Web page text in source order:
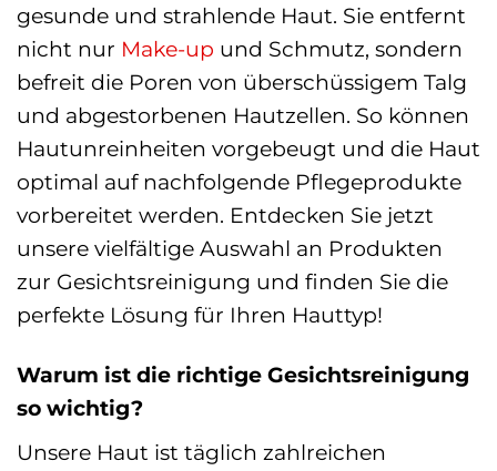
gesunde und strahlende Haut. Sie entfernt
nicht nur Make-up und Schmutz, sondern
befreit die Poren von überschüssigem Talg
und abgestorbenen Hautzellen. So können
Hautunreinheiten vorgebeugt und die Haut
optimal auf nachfolgende Pflegeprodukte
vorbereitet werden. Entdecken Sie jetzt
unsere vielfältige Auswahl an Produkten
zur Gesichtsreinigung und finden Sie die
perfekte Lösung für Ihren Hauttyp!
Warum ist die richtige Gesichtsreinigung
so wichtig?
Unsere Haut ist täglich zahlreichen